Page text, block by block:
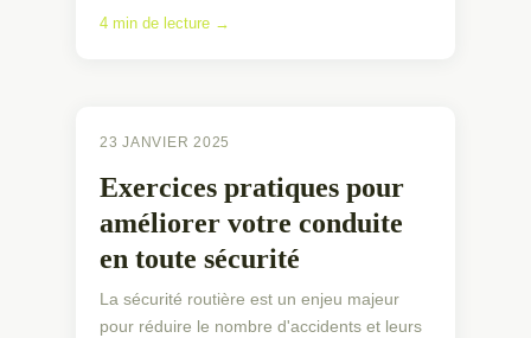
4 min de lecture →
EXERCICES PRATIQUES
23 JANVIER 2025
Exercices pratiques pour
améliorer votre conduite
en toute sécurité
La sécurité routière est un enjeu majeur
pour réduire le nombre d'accidents et leurs